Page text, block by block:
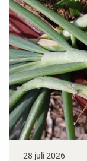
28 juli 2026